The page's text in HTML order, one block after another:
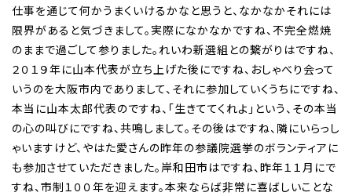
仕事を通じて何かうまくいけるかなと思うと、なかなかそれには
限界があると気づきまして。実際になかなかですね、不完全燃焼
のままで過ごして参りました。れいわ新選組との繋がりはですね、
２０１９年に山本代表が立ち上げた後にですね、おしゃべり会って
いうのを大阪市内でありまして、それに参加していくうちにですね、
本当に山本太郎代表のですね、「生きててくれよ」という、その本当
の心の叫びにですね、共鳴しまして。その後はですね、隣にいらっし
ゃいますけど、やはた愛さんの昨年の参議院選挙のボランティアに
も参加させていただきました。岸和田市はですね、昨年１１月にで
すね、市制１００年を迎えます。本来ならば非常に喜ばしいことな